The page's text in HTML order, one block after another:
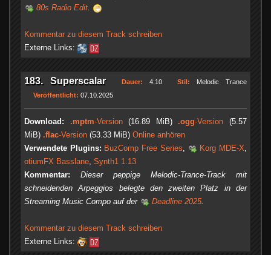
80s Radio Edit.
Kommentar zu diesem Track schreiben
Externe Links:
183. Superscalar Dauer: 4:10 Stil:
Melodic Trance
Veröffentlicht: 07.10.2025
Download: .mptm-Version(16.89 MiB).ogg-Version (5.57
MiB) .flac-Version (53.33 MiB) Online anhören
Verwendete Plugins: BuzComp Free Series, Korg MDE-X,
otiumFX Basslane, Synth1 1.13
Kommentar:
Dieser peppige Melodic-Trance-Track mit
schneidenden Arpeggios belegte den zweiten Platz in der
Streaming Music Compo auf der
Deadline 2025.
Kommentar zu diesem Track schreiben
Externe Links: